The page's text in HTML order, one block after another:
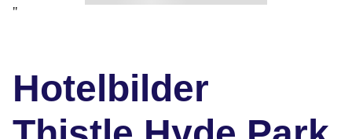
"
Hotelbilder